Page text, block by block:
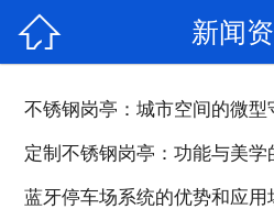
 新闻
不锈钢岗亭：城市空间的微型
定制不锈钢岗亭：功能与美学
蓝牙停车场系统的优势和应用